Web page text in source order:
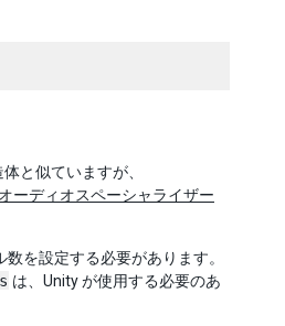
と似ていますが、
オーディオスペーシャライザー
数を設定する必要があります。
は、Unity が使用する必要のあ